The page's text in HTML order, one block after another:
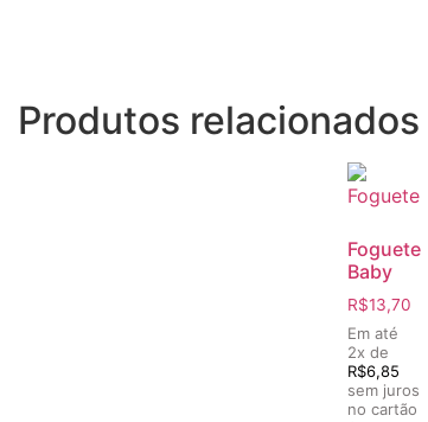
Produtos relacionados
Foguete
Baby
R$13,70
Em até
2x de
R$6,85
sem juros
no cartão